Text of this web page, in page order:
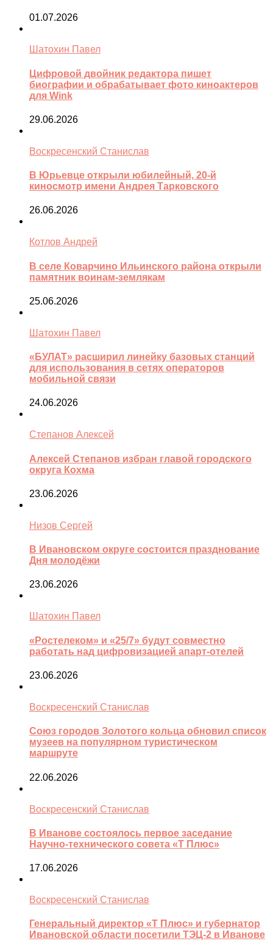
01.07.2026
Шатохин Павел
Цифровой двойник редактора пишет
биографии и обрабатывает фото киноактеров
для Wink
29.06.2026
Воскресенский Станислав
В Юрьевце открыли юбилейный, 20-й
киносмотр имени Андрея Тарковского
26.06.2026
Котлов Андрей
В селе Коварчино Ильинского района открыли
памятник воинам-землякам
25.06.2026
Шатохин Павел
«БУЛАТ» расширил линейку базовых станций
для использования в сетях операторов
мобильной связи
24.06.2026
Степанов Алексей
Алексей Степанов избран главой городского
округа Кохма
23.06.2026
Низов Сергей
В Ивановском округе состоится празднование
Дня молодёжи
23.06.2026
Шатохин Павел
«Ростелеком» и «25/7» будут совместно
работать над цифровизацией апарт-отелей
23.06.2026
Воскресенский Станислав
Союз городов Золотого кольца обновил список
музеев на популярном туристическом
маршруте
22.06.2026
Воскресенский Станислав
В Иванове состоялось первое заседание
Научно-технического совета «Т Плюс»
17.06.2026
Воскресенский Станислав
Генеральный директор «Т Плюс» и губернатор
Ивановской области посетили ТЭЦ-2 в Иванове